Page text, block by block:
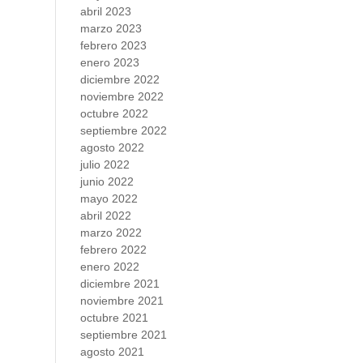
abril 2023
marzo 2023
febrero 2023
enero 2023
diciembre 2022
noviembre 2022
octubre 2022
septiembre 2022
agosto 2022
julio 2022
junio 2022
mayo 2022
abril 2022
marzo 2022
febrero 2022
enero 2022
diciembre 2021
noviembre 2021
octubre 2021
septiembre 2021
agosto 2021